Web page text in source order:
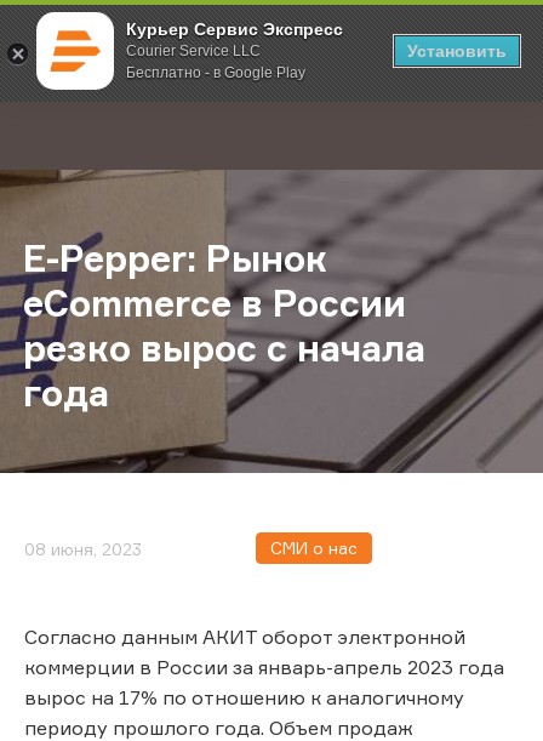
Курьер Сервис Экспресс
Courier Service LLC
Бесплатно - в Google Play
Установить
; Главная О компании Новости E-Pepper: Рынок eCommerce в
E-Pepper: Рынок
eCommerce в России
резко вырос с начала
года
08 июня, 2023 СМИ о нас
Согласно данным АКИТ оборот электронной
коммерции в России за январь-апрель 2023 года
вырос на 17% по отношению к аналогичному
периоду прошлого года. Объем продаж